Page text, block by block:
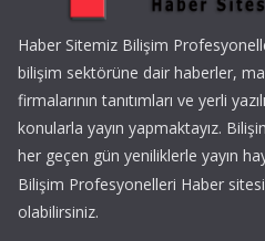
Haber Sitemiz Bilişim
bilişim sektörüne dair haberler,
firmalarının tanıtımları ve yerli
konularla yayın yapmaktayız.
her geçen gün yeniliklerle yayın
Bilişim Profesyonelleri Haber
olabilirsiniz.